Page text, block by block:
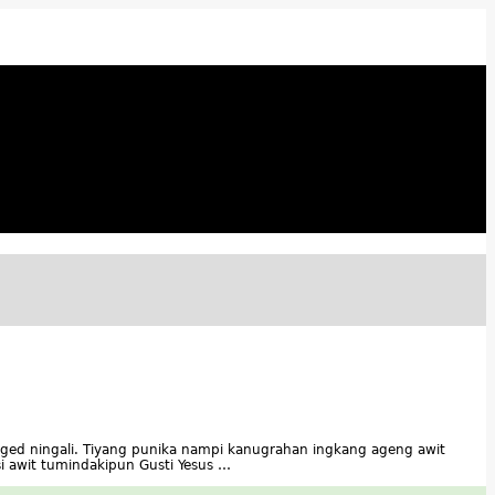
ningali. Tiyang punika nampi kanugrahan ingkang ageng awit
awit tumindakipun Gusti Yesus …